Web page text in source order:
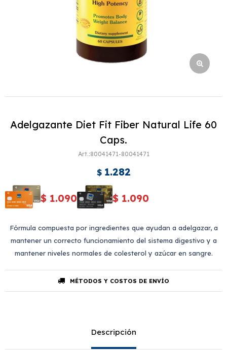
Adelgazante Diet Fit Fiber Natural Life 60
Caps.
80041471-80041471
$ 1.282
$ 1.090 $ 1.090
Fórmula compuesta por ingredientes que ayudan a adelgazar, a
mantener un correcto funcionamiento del sistema digestivo y a
mantener niveles normales de colesterol y azúcar en sangre.
MÉTODOS Y COSTOS DE ENVÍO
Descripción